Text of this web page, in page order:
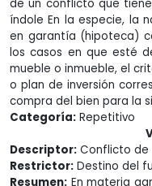
de un conflicto que
índole En la especie, la
en garantía (hipoteca)
los casos en que esté
mueble o inmueble, el
o plan de inversión
compra del bien para la
Categoría: Repetitivo
Descriptor: Conflicto
Restrictor: Destino del
Resumen: En materia